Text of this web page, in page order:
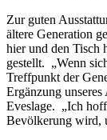
Zur guten
ältere Generation
hier und den Tisch
gestellt. „Wenn
Treffpunkt der
Ergänzung
Eveslage. „Ich
Bevölkerung wird,